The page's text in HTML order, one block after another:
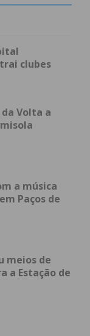
e
clubes
da Volta a
a música
Paços de
meios de
a Estação de